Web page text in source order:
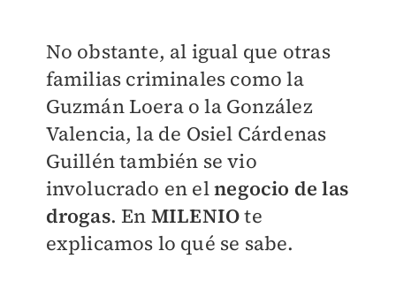
No obstante, al igual que otras
familias criminales como la
Guzmán Loera o la González
Valencia, la de Osiel Cárdenas
Guillén también se vio
involucrado en elnegocio de las
drogas. En MILENIOte
explicamos lo qué se sabe.